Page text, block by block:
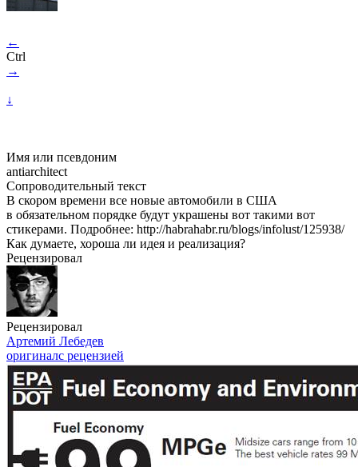
←
Ctrl
→
↓
Имя или псевдоним
antiarchitect
Сопроводительный текст
В скором времени все новые автомобили в США
в обязательном порядке будут украшены вот такими вот
стикерами. Подробнее: http://habrahabr.ru/blogs/infolust/125938/
Как думаете, хороша ли идея и реализация?
Рецензировал
Рецензировал
Артемий Лебедев
оригиналс рецензией